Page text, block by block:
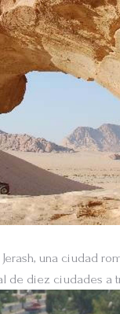
una ciudad
de diez ciudades a